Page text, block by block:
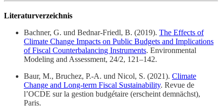
Literaturverzeichnis
Bachner, G. und Bednar-Friedl, B. (2019). The Effects of
Climate Change Impacts on Public Budgets and Implications
of Fiscal Counterbalancing Instruments. Environmental
Modeling and Assessment, 24/2, 121–142.
Baur, M., Bruchez, P.-A. und Nicol, S. (2021). Climate
Change and Long-term Fiscal Sustainability. Revue de
l’OCDE sur la gestion budgétaire (erscheint demnächst),
Paris.